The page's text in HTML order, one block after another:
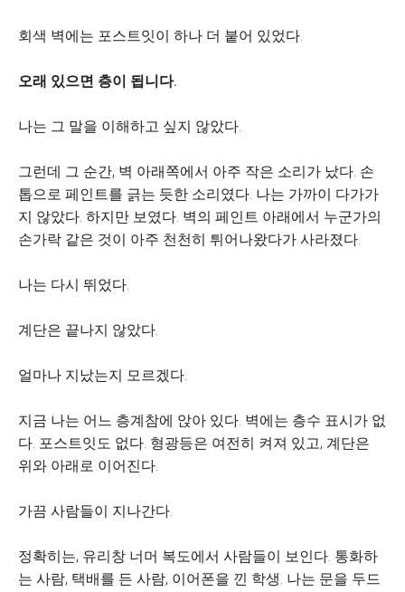
회색 벽에는 포스트잇이 하나 더 붙어 있었다.
오래 있으면 층이 됩니다.
나는 그 말을 이해하고 싶지 않았다.
그런데 그 순간, 벽 아래쪽에서 아주 작은 소리가 났다. 손
톱으로 페인트를 긁는 듯한 소리였다. 나는 가까이 다가가
지 않았다. 하지만 보였다. 벽의 페인트 아래에서 누군가의
손가락 같은 것이 아주 천천히 튀어나왔다가 사라졌다.
나는 다시 뛰었다.
계단은 끝나지 않았다.
얼마나 지났는지 모르겠다.
지금 나는 어느 층계참에 앉아 있다. 벽에는 층수 표시가 없
다. 포스트잇도 없다. 형광등은 여전히 켜져 있고, 계단은
위와 아래로 이어진다.
가끔 사람들이 지나간다.
정확히는, 유리창 너머 복도에서 사람들이 보인다. 통화하
는 사람, 택배를 든 사람, 이어폰을 낀 학생. 나는 문을 두드